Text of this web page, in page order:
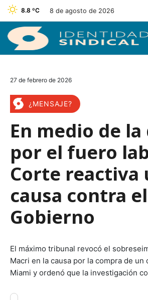
8.8 ºC 8 de agosto de 2026
27 de febrero de 2026
¿MENSAJE?
En medio de
por el fuero
Corte reactiva
causa contra
Gobierno
El máximo tribunal revocó el
Macri en la causa por la compra de un
Miami y ordenó que la investigación